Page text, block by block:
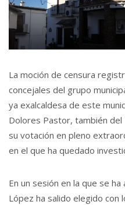
La moción de censura
concejales del grupo
ya exalcaldesa de este
Dolores Pastor, también del
su votación en pleno
en el que ha quedado
En un sesión en la que se
López ha salido elegido con